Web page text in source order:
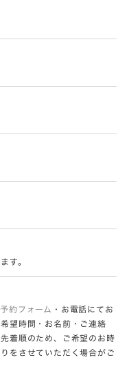
す。
約フォーム
・お電話にてお
望時間・お名前・ご連絡
着順のため、ご希望のお時
をさせていただく場合がご